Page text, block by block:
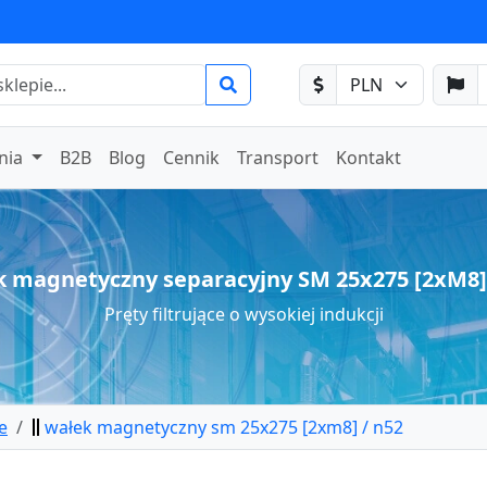
B2B Blog Cennik Transport Kontakt
magnetyczny separacyjny SM 25x275
Pręty filtrujące o wysokiej indukcji
wałek magnetyczny sm 25x275 [2xm8] / n52